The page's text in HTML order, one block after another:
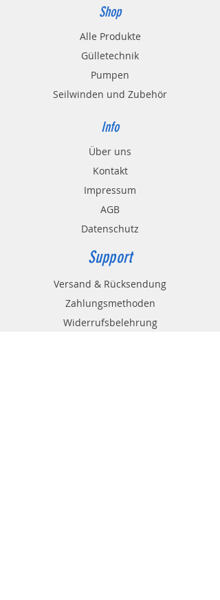
Variante 5 Zoll: ø120x15
Variante 6 Zoll: ø150x15
Variante 8 Zoll: ø200x18
Variante 10 Zoll: ø250
Variante 12 Zoll: ø300
Shop
Alle Produkte
Gülletechnik
Pumpen
Seilwinden und Zubehör
Info
Über uns
Kontakt
Impressum
AGB
Datenschutz
Support
Versand & Rücksendung
Zahlungsmethoden
Widerrufsbelehrung